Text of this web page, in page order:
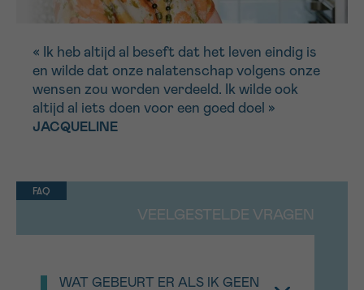
« Ik heb altijd al beseft dat het leven eindig is
en wilde dat onze nalatenschap volgens onze
wensen zou worden verdeeld. Ik wilde ook
altijd al iets doen voor een goed doel »
JACQUELINE
FAQ
VEELGESTELDE VRAGEN
WAT GEBEURT ER ALS IK GEEN